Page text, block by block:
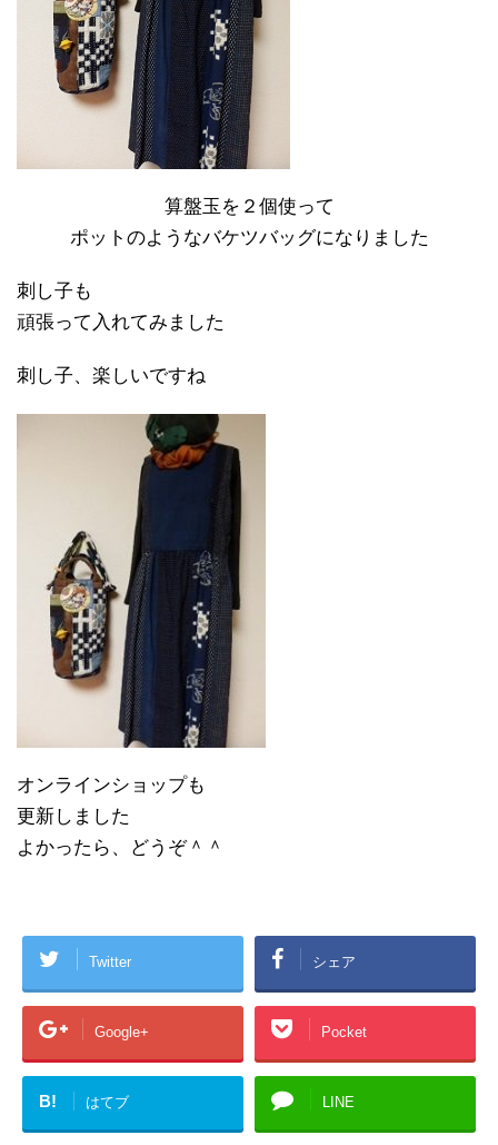
算盤玉を２個使って
ポットのようなバケツバッグになりました
刺し子も
頑張って入れてみました
刺し子、楽しいですね
オンラインショップも
更新しました
よかったら、どうぞ＾＾
Twitter シェア
Google+ Pocket
B! はてブ LINE